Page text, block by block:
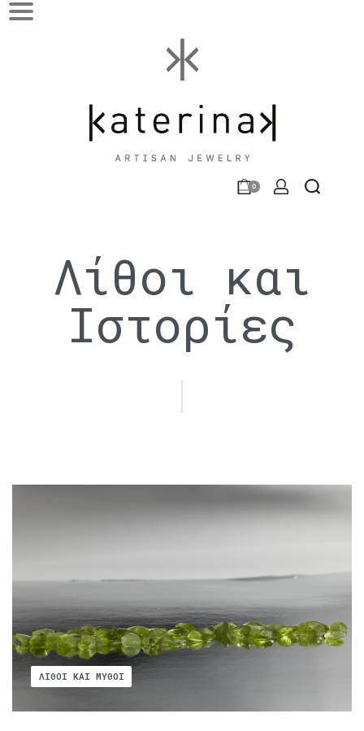
0
Λίθοι και
Ιστορίες
ΛΊΘΟΙ ΚΑΙ ΜΎΘΟΙ